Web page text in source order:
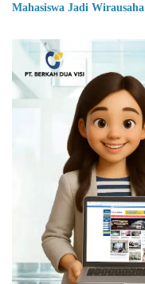
Mahasiswa Jadi Wirausaha